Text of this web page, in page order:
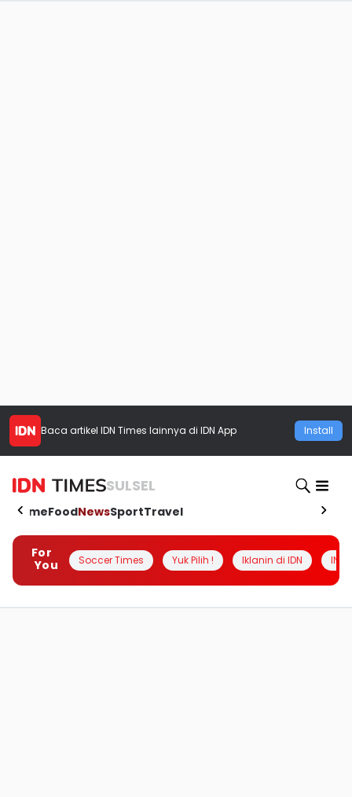
Baca artikel IDN Times lainnya di IDN App Install
SULSEL
HomeFoodNewsSportTravel
For
You
Soccer Times Yuk Pilih ! Iklanin di IDN